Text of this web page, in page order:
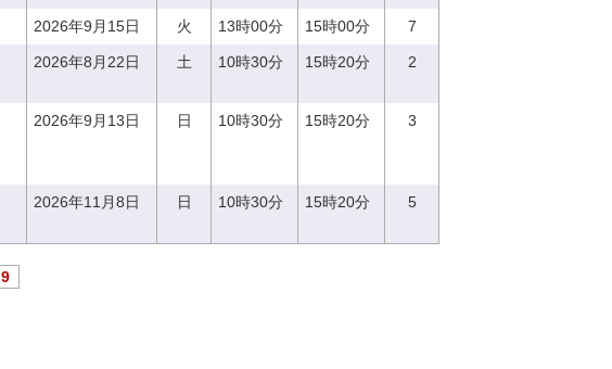
2026年9月15日 火 13時00分 15時00分 7
2026年8月22日 土 10時30分 15時20分 2
2026年9月13日 日 10時30分 15時20分 3
2026年11月8日 日 10時30分 15時20分 5
9